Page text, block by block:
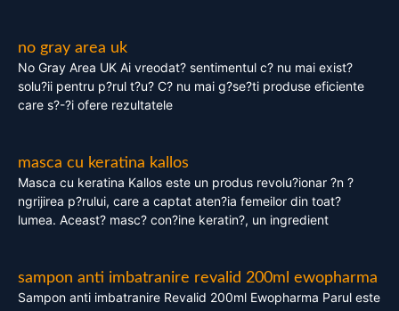
no gray area uk
No Gray Area UK Ai vreodat? sentimentul c? nu mai exist?
solu?ii pentru p?rul t?u? C? nu mai g?se?ti produse eficiente
care s?-?i ofere rezultatele
masca cu keratina kallos
Masca cu keratina Kallos este un produs revolu?ionar ?n ?
ngrijirea p?rului, care a captat aten?ia femeilor din toat?
lumea. Aceast? masc? con?ine keratin?, un ingredient
sampon anti imbatranire revalid 200ml ewopharma
Sampon anti imbatranire Revalid 200ml Ewopharma Parul este